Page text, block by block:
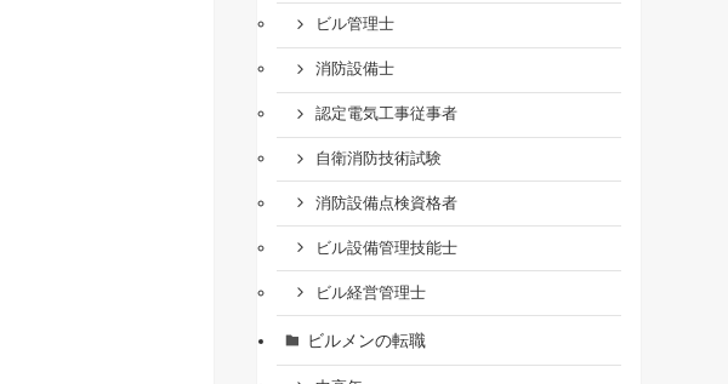
ビル管理士
消防設備士
認定電気工事従事者
自衛消防技術試験
消防設備点検資格者
ビル設備管理技能士
ビル経営管理士
ビルメンの転職